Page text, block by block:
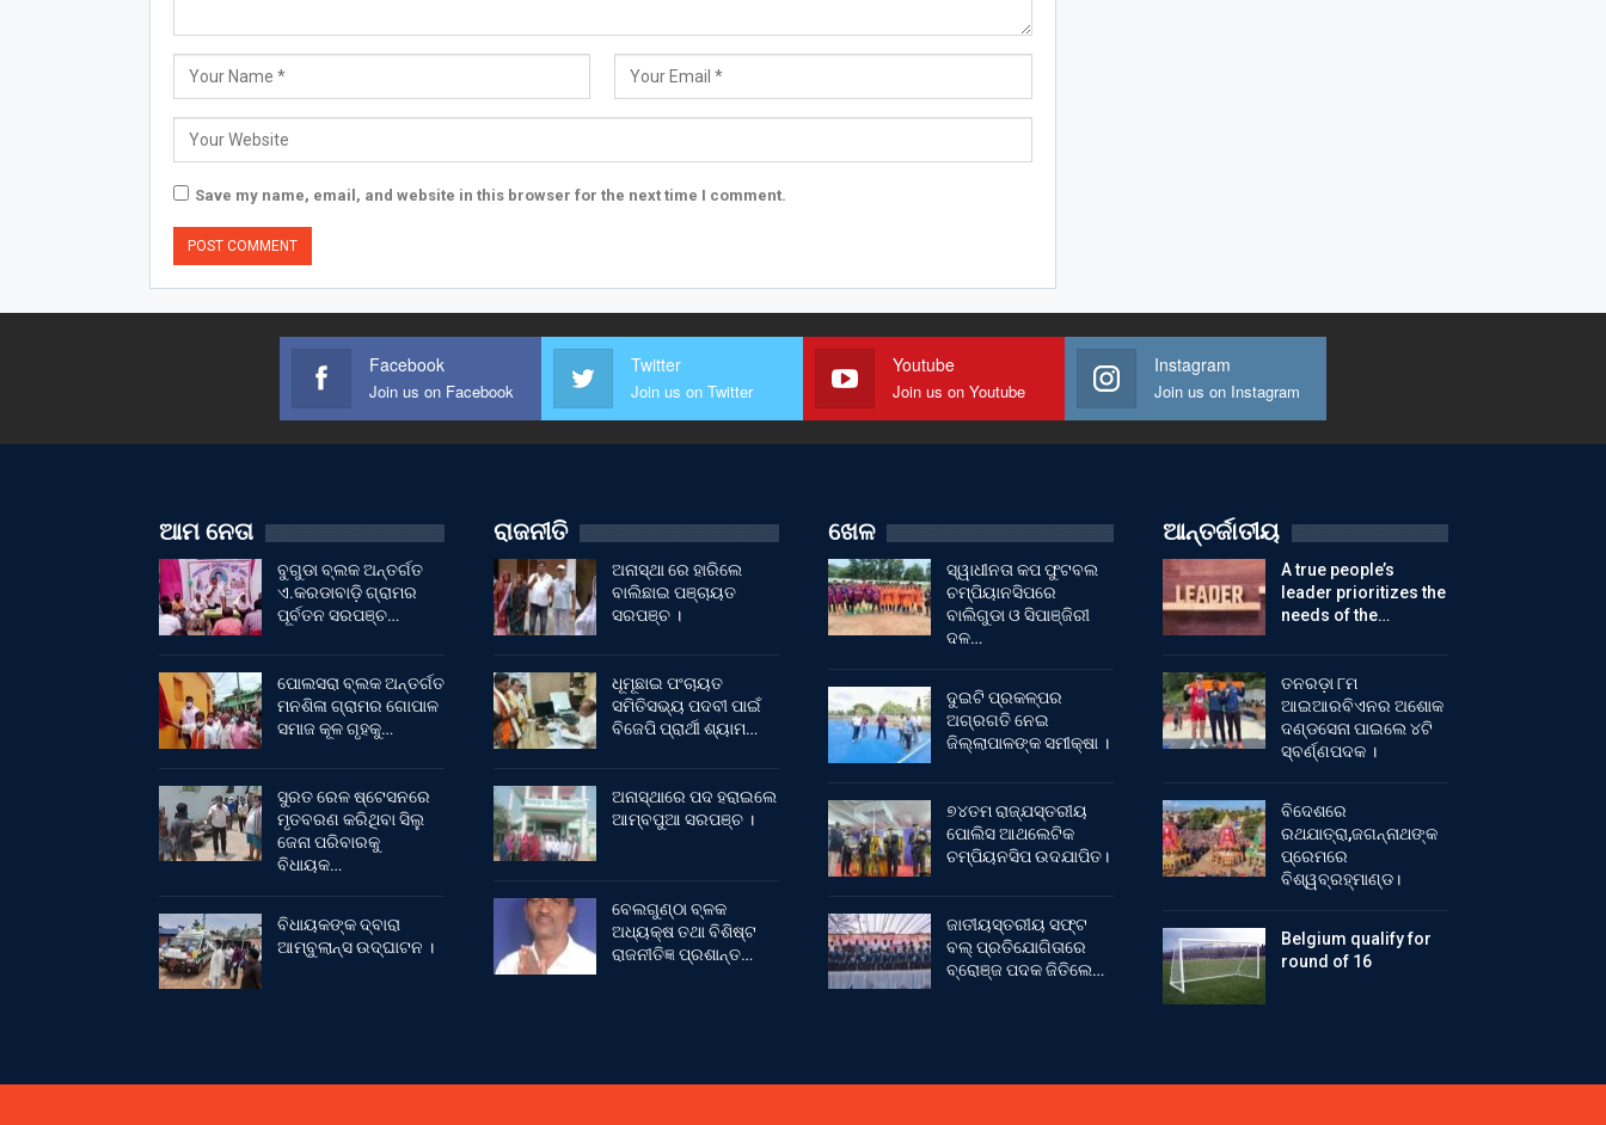
Save my name, email, and website in this browser for the next time I comment.
Facebook
Join us on Facebook
Twitter
Join us on Twitter
Youtube
Join us on Youtube
Instagram
Join us on Instagram
ଆମ ନେତା
ବୁଗୁଡା ବ୍ଲକ ଅନ୍ତର୍ଗତ
ଏ.କରଡାବାଡ଼ି ଗ୍ରାମର
ପୂର୍ବତନ ସରପଞ୍ଚ…
ପୋଲସରା ବ୍ଲକ ଅନ୍ତର୍ଗତ
ମନଶିଳା ଗ୍ରାମର ଗୋପାଳ
ସମାଜ କୂଳ ଗୃହକୁ…
ସୁରତ ରେଳ ଷ୍ଟେସନରେ
ମୃତବରଣ କରିଥିବା ସିଲୁ
ଜେନା ପରିବାରକୁ
ବିଧାୟକ…
ବିଧାୟକଙ୍କ ଦ୍ବାରା
ଆମ୍ବୁଲାନ୍ସ ଉଦ୍‌ଘାଟନ ।
ରାଜନୀତି
ଅନାସ୍ଥା ରେ ହାରିଲେ
ବାଲିଛାଇ ପଞ୍ଚାୟତ
ସରପଞ୍ଚ ।
ଧୂମୂଛାଇ ପଂଚାୟତ
ସମିତିସଭ୍ୟ ପଦବୀ ପାଇଁ
ବିଜେପି ପ୍ରାର୍ଥୀ ଶ୍ୟାମ…
ଅନାସ୍ଥାରେ ପଦ ହରାଇଲେ
ଆମ୍ବପୁଆ ସରପଞ୍ଚ ।
ବେଲଗୁଣ୍ଠା ବ୍ଳକ
ଅଧ୍ୟକ୍ଷ ତଥା ବିଶିଷ୍ଟ
ରାଜନୀତିଜ୍ଞ ପ୍ରଶାନ୍ତ…
ଖେଳ
ସ୍ୱାଧୀନତା କପ ଫୁଟବଲ
ଚମ୍ପିୟାନସିପରେ
ବାଲିଗୁଡା ଓ ସିପାଞ୍ଜିରୀ
ଦଳ…
ଦୁଇଟି ପ୍ରକଳ୍ପର
ଅଗ୍ରଗତି ନେଇ
ଜିଲ୍ଲାପାଳଙ୍କ ସମୀକ୍ଷା ।
୭୪ତମ ରାଜ୍ଯସ୍ତରୀୟ
ପୋଲିସ ଆଥଲେଟିକ
ଚମ୍ପିୟନସିପ ଉଦଯାପିତ।
ଜାତୀୟସ୍ତରୀୟ ସଫ୍ଟ
ବଲ୍ ପ୍ରତିଯୋଗିତାରେ
ବ୍ରୋଞ୍ଜ ପଦକ ଜିତିଲେ…
ଆନ୍ତର୍ଜାତୀୟ
A true people’s
leader prioritizes the
needs of the…
ତନରଡ଼ା ୮ମ
ଆଇଆରବିଏନର ଅଶୋକ
ଦଣ୍ଡସେନା ପାଇଲେ ୪ଟି
ସ୍ବର୍ଣ୍ଣପଦକ ।
ବିଦେଶରେ
ରଥଯାତ୍ରା,ଜଗନ୍ନାଥଙ୍କ
ପ୍ରେମରେ
ବିଶ୍ୱବ୍ରହ୍ମାଣ୍ଡ।
Belgium qualify for
round of 16